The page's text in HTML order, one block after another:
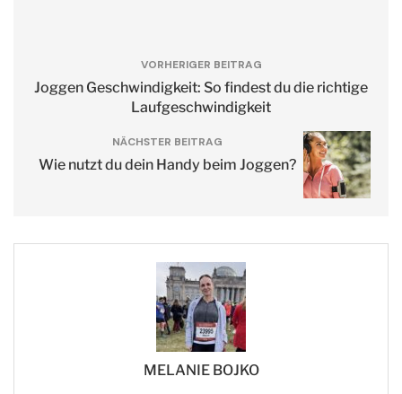
VORHERIGER BEITRAG
Joggen Geschwindigkeit: So findest du die richtige
Laufgeschwindigkeit
NÄCHSTER BEITRAG
Wie nutzt du dein Handy beim Joggen?
MELANIE BOJKO